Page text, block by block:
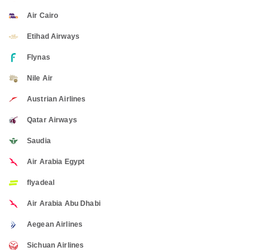
Air Cairo
Etihad Airways
Flynas
Nile Air
Austrian Airlines
Qatar Airways
Saudia
Air Arabia Egypt
flyadeal
Air Arabia Abu Dhabi
Aegean Airlines
Sichuan Airlines